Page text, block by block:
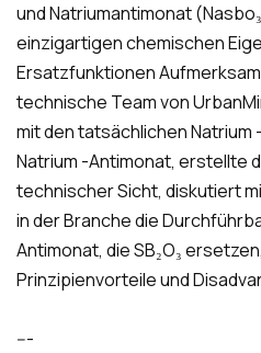
und Natriumantimonat
einzigartigen chemischen
Ersatzfunktionen
technische Team von
mit den tatsächlichen Natrium
Natrium -Antimonat, erstellte
technischer Sicht, diskutiert
in der Branche die
Antimonat, die SB₂O₃
Prinzipienvorteile und
---